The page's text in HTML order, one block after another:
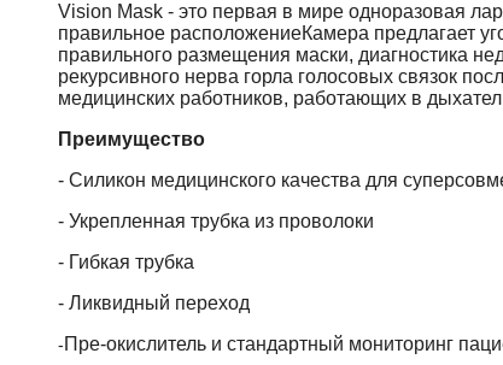
Vision Mask - это первая в мире одноразовая
правильное расположениеКамера предлагает
правильного размещения маски, диагностика
рекурсивного нерва горла голосовых связок
медицинских работников, работающих в
Преимущество
- Силикон медицинского качества для
- Укрепленная трубка из проволоки
- Гибкая трубка
- Ликвидный переход
-Пре-окислитель и стандартный мониторинг